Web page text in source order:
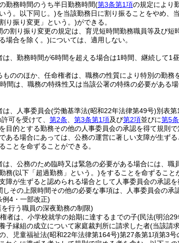
勤務時間のうち半日勤務時間(第3条第1項の規定により
う。以下同じ。)を当該勤務日に割り振ることをやめ、
り振り変更」という。)ができる。
の割り振り変更の規定は、育児短時間勤務職員等及び短
場合を除く。)については、適用しない。
は、勤務時間が6時間を超える場合は1時間、継続して1
もののほか、任命権者は、職務の性質により特別の勤務
間は、職務の特殊性又は当該公署の特殊の必要がある
は、人事委員会(労働基準法(昭和22年法律第49号)別表
可を受けて、 第2条 第3条第1項及び第2項並びに第5条
目的とする勤務その他の人事委員会の承認を得て規則
ある場合にあっては、公務の運営に著しい支障が生ず
ことを命ずることができる。
は、公務のため臨時又は緊急の必要がある場合には、職
務(以下「超過勤務」という。)をすることを命ずること
障が生ずると認められる場合として人事委員会の承認
しその上限時間その他の必要な事項は、人事委員会の承
例4・一部改正)
行う職員の深夜勤務の制限)
者は、小学校就学の始期に達するまでの子(民法(明治29
子縁組の成立について家庭裁判所に請求した者(当該請
、児童福祉法(昭和22年法律第164号)第27条第1項第3号